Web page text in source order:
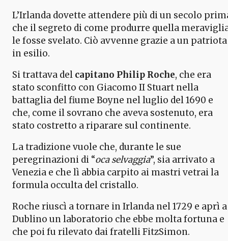
L’Irlanda dovette attendere più di un secolo
che il segreto di come produrre quella
le fosse svelato. Ciò avvenne grazie a un patriota
in esilio.
Si trattava del capitano Philip Roche, che era
stato sconfitto con Giacomo II Stuart nella
battaglia del fiume Boyne nel luglio del 1690 e
che, come il sovrano che aveva sostenuto, era
stato costretto a riparare sul continente.
La tradizione vuole che, durante le sue
peregrinazioni di “oca selvaggia”, sia arrivato a
Venezia e che lì abbia carpito ai mastri vetrai la
formula occulta del cristallo.
Roche riuscì a tornare in Irlanda nel 1729 e aprì a
Dublino un laboratorio che ebbe molta fortuna e
che poi fu rilevato dai fratelli FitzSimon.